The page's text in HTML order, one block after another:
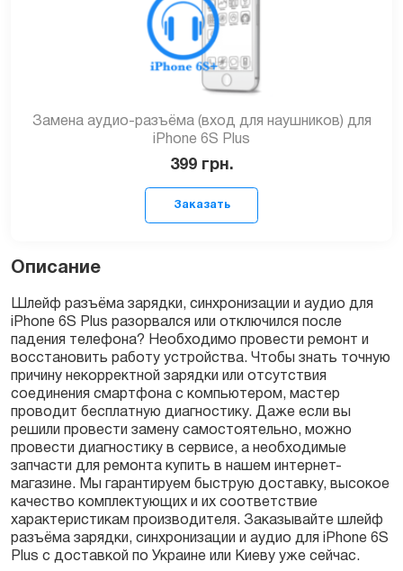
Замена аудио-разъёма (вход для наушников) для
iPhone 6S Plus
399 грн.
Заказать
Описание
Шлейф разъёма зарядки, синхронизации и аудио для
iPhone 6S Plus разорвался или отключился после
падения телефона? Необходимо провести ремонт и
восстановить работу устройства. Чтобы знать точную
причину некорректной зарядки или отсутствия
соединения смартфона с компьютером, мастер
проводит бесплатную диагностику. Даже если вы
решили провести замену самостоятельно, можно
провести диагностику в сервисе, а необходимые
запчасти для ремонта купить в нашем интернет-
магазине. Мы гарантируем быструю доставку, высокое
качество комплектующих и их соответствие
характеристикам производителя. Заказывайте шлейф
разъёма зарядки, синхронизации и аудио для iPhone 6S
Plus с доставкой по Украине или Киеву уже сейчас.